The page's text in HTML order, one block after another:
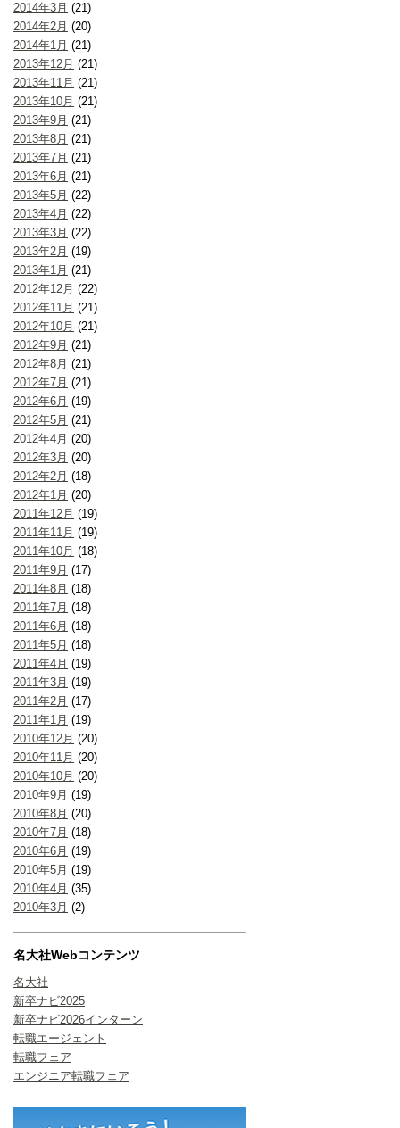
2014年3月 (21)
2014年2月 (20)
2014年1月 (21)
2013年12月 (21)
2013年11月 (21)
2013年10月 (21)
2013年9月 (21)
2013年8月 (21)
2013年7月 (21)
2013年6月 (21)
2013年5月 (22)
2013年4月 (22)
2013年3月 (22)
2013年2月 (19)
2013年1月 (21)
2012年12月 (22)
2012年11月 (21)
2012年10月 (21)
2012年9月 (21)
2012年8月 (21)
2012年7月 (21)
2012年6月 (19)
2012年5月 (21)
2012年4月 (20)
2012年3月 (20)
2012年2月 (18)
2012年1月 (20)
2011年12月 (19)
2011年11月 (19)
2011年10月 (18)
2011年9月 (17)
2011年8月 (18)
2011年7月 (18)
2011年6月 (18)
2011年5月 (18)
2011年4月 (19)
2011年3月 (19)
2011年2月 (17)
2011年1月 (19)
2010年12月 (20)
2010年11月 (20)
2010年10月 (20)
2010年9月 (19)
2010年8月 (20)
2010年7月 (18)
2010年6月 (19)
2010年5月 (19)
2010年4月 (35)
2010年3月 (2)
名大社Webコンテンツ
名大社
新卒ナビ2025
新卒ナビ2026インターン
転職エージェント
転職フェア
エンジニア転職フェア